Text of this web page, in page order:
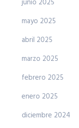
junio 2025
mayo 2025
abril 2025
marzo 2025
febrero 2025
enero 2025
diciembre 2024